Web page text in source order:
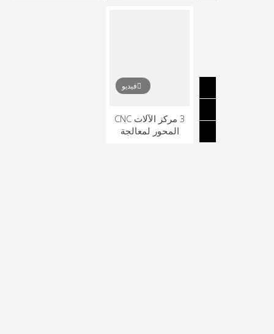
فيديو
3 مركز الآلات CNC
المحور لمعالجة